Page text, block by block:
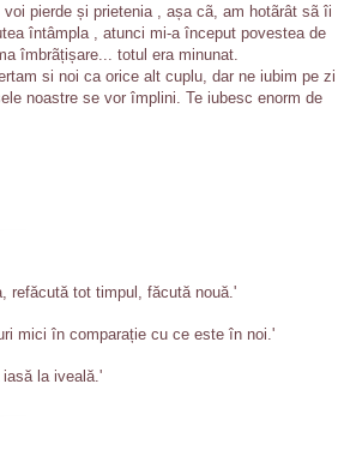
pierde și prietenia , așa cã, am hotãrât sã îi
întâmpla , atunci mi-a început povestea de
îmbrãțișare... totul era minunat.
si noi ca orice alt cuplu, dar ne iubim pe zi
noastre se vor împlini. Te iubesc enorm de
refăcută tot timpul, făcută nouă.'
mici în comparație cu ce este în noi.'
la iveală.'